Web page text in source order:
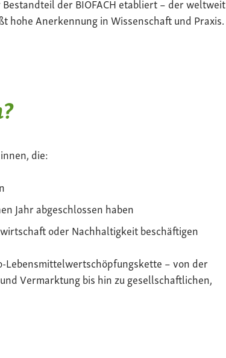
hohe Anerkennung in Wissenschaft und Praxis.
die:
Jahr abgeschlossen haben
oder Nachhaltigkeit beschäftigen
Lebensmittelwertschöpfungskette – von der
Vermarktung bis hin zu gesellschaftlichen,